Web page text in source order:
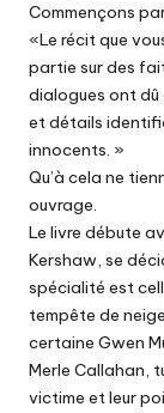
Commençons
«Le récit que
partie sur des
dialogues ont dû
et détails
innocents. »
Qu’à cela ne
ouvrage.
Le livre débute
Kershaw, se
spécialité est
tempête de
certaine Gwen
Merle Callahan,
victime et leur